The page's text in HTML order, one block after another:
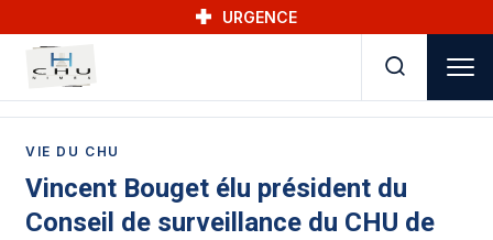
URGENCE
VIE DU CHU
Vincent Bouget élu président du
Conseil de surveillance du CHU de